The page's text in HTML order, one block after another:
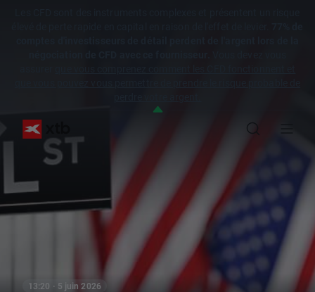
13:20 · 5 juin 2026